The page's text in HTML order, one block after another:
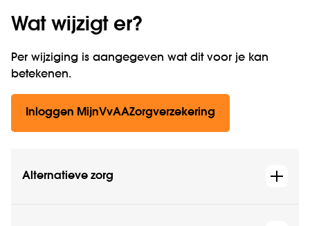
Wat wijzigt er?
Per wijziging is aangegeven wat dit voor je kan
betekenen.
Inloggen MijnVvAAZorgverzekering
Alternatieve zorg